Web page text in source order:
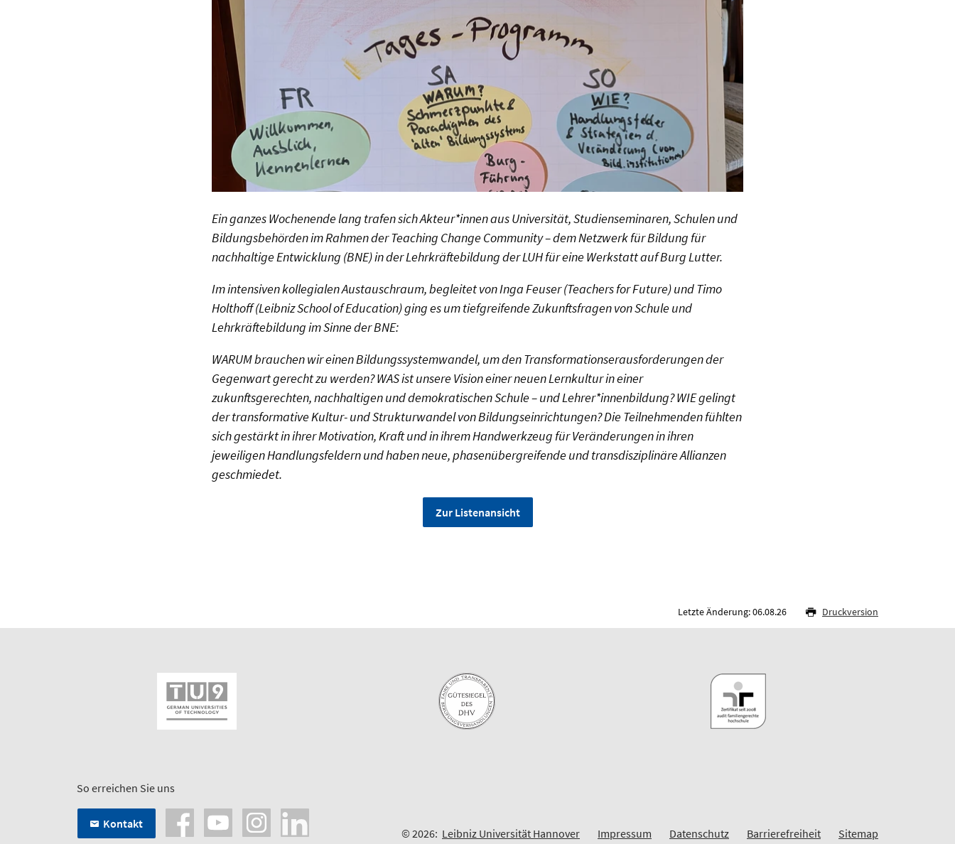
Ein ganzes Wochenende lang trafen sich Akteur*innen aus Universität, Studienseminaren, Schulen und
Bildungsbehörden im Rahmen der Teaching Change Community – dem Netzwerk für Bildung für
nachhaltige Entwicklung (BNE) in der Lehrkräftebildung der LUH für eine Werkstatt auf Burg Lutter.
Im intensiven kollegialen Austauschraum, begleitet von Inga Feuser (Teachers for Future) und Timo
Holthoff (Leibniz School of Education) ging es um tiefgreifende Zukunftsfragen von Schule und
Lehrkräftebildung im Sinne der BNE:
WARUM brauchen wir einen Bildungssystemwandel, um den Transformationserausforderungen der
Gegenwart gerecht zu werden? WAS ist unsere Vision einer neuen Lernkultur in einer
zukunftsgerechten, nachhaltigen und demokratischen Schule – und Lehrer*innenbildung? WIE gelingt
der transformative Kultur- und Strukturwandel von Bildungseinrichtungen? Die Teilnehmenden fühlten
sich gestärkt in ihrer Motivation, Kraft und in ihrem Handwerkzeug für Veränderungen in ihren
jeweiligen Handlungsfeldern und haben neue, phasenübergreifende und transdisziplinäre Allianzen
geschmiedet.
Zur Listenansicht
Letzte Änderung: 06.08.26 Druckversion
So erreichen Sie uns
Kontakt
© 2026: Leibniz Universität Hannover Impressum Datenschutz Barrierefreiheit Sitemap